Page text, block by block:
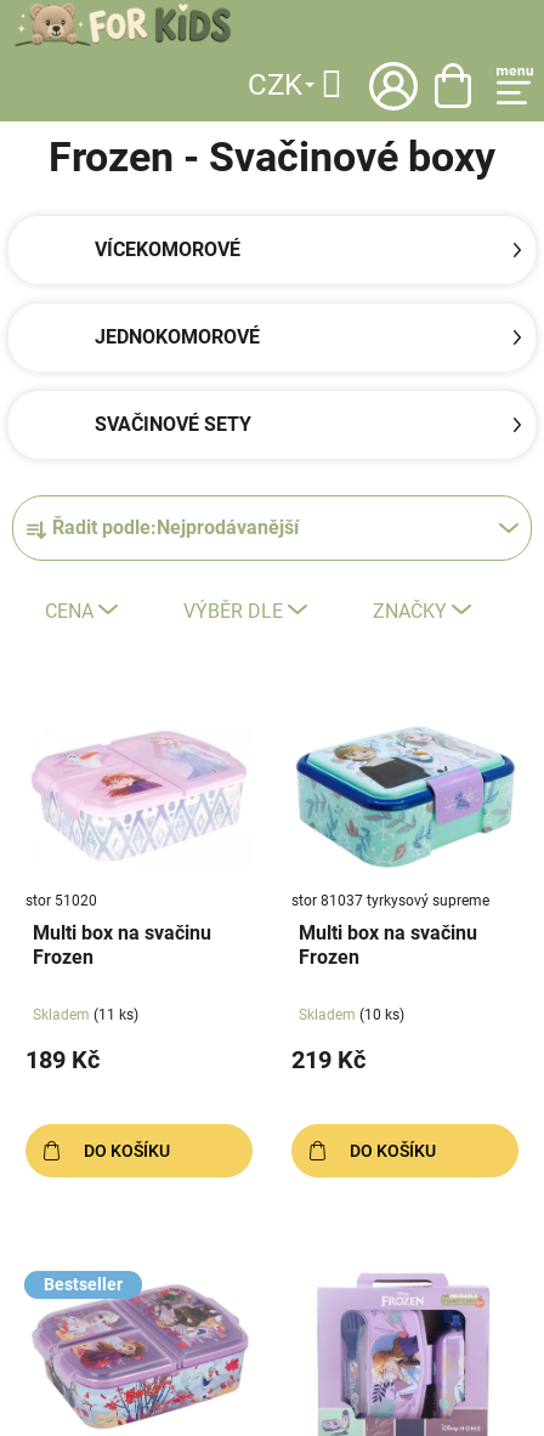
Přejít
na
CZK
Hledat
ŠKOLNÍ POTŘEBY / SVAČINOVÉ BOXY
Frozen - Svačinové boxy
VÍCEKOMOROVÉ
JEDNOKOMOROVÉ
SVAČINOVÉ SETY
Ř
a
Řadit podle: Nejprodávanější
CENA VÝBĚR DLE ZNAČKY
stor 51020
Multi box na svačinu
Frozen
Skladem (11 ks)
189 Kč
DO KOŠÍKU
stor 81037 tyrkysový supreme
Multi box na svačinu
Frozen
Skladem (10 ks)
219 Kč
DO KOŠÍKU
Bestseller